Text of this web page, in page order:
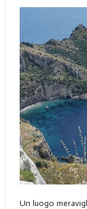
Un luogo